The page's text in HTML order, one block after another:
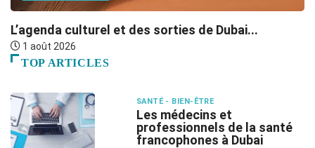
L’agenda culturel et des sorties de Dubai...
1 août 2026
TOP ARTICLES
SANTÉ - BIEN-ÊTRE
Les médecins et
professionnels de la santé
francophones à Dubai